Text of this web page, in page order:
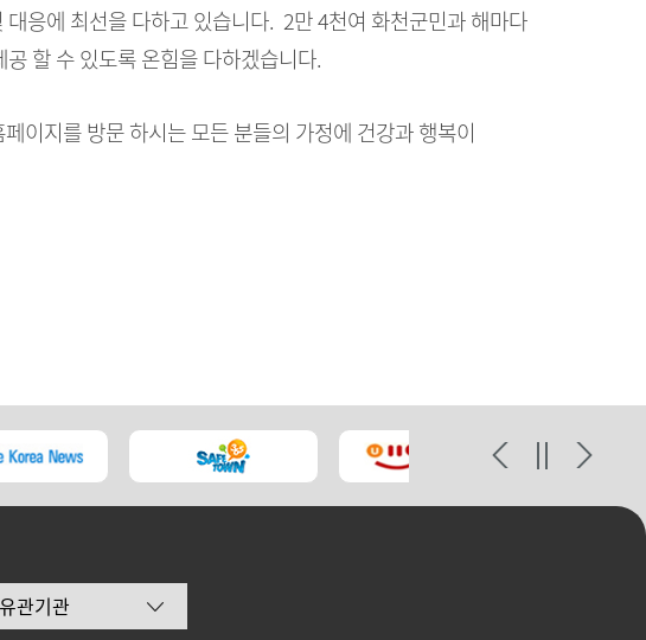
응에 최선을 다하고 있습니다. 2만 4천여 화천군민과 해마다
할 수 있도록 온힘을 다하겠습니다.
이지를 방문 하시는 모든 분들의 가정에 건강과 행복이
관기관